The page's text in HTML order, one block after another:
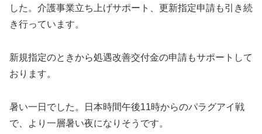
した。介護事業立ち上げサポート、更新指定申請も引き続
き行っています。
新規指定のときから処遇改善交付金の申請もサポートして
おります。
暑い一日でした。日本時間午後11時からのパラグアイ戦
で、より一層暑い夜になりそうです。